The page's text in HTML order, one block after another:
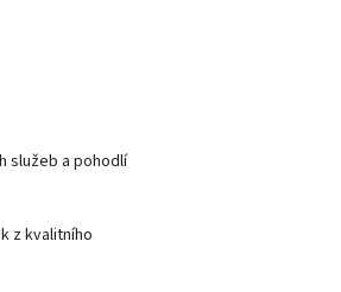
služeb a pohodlí
z kvalitního